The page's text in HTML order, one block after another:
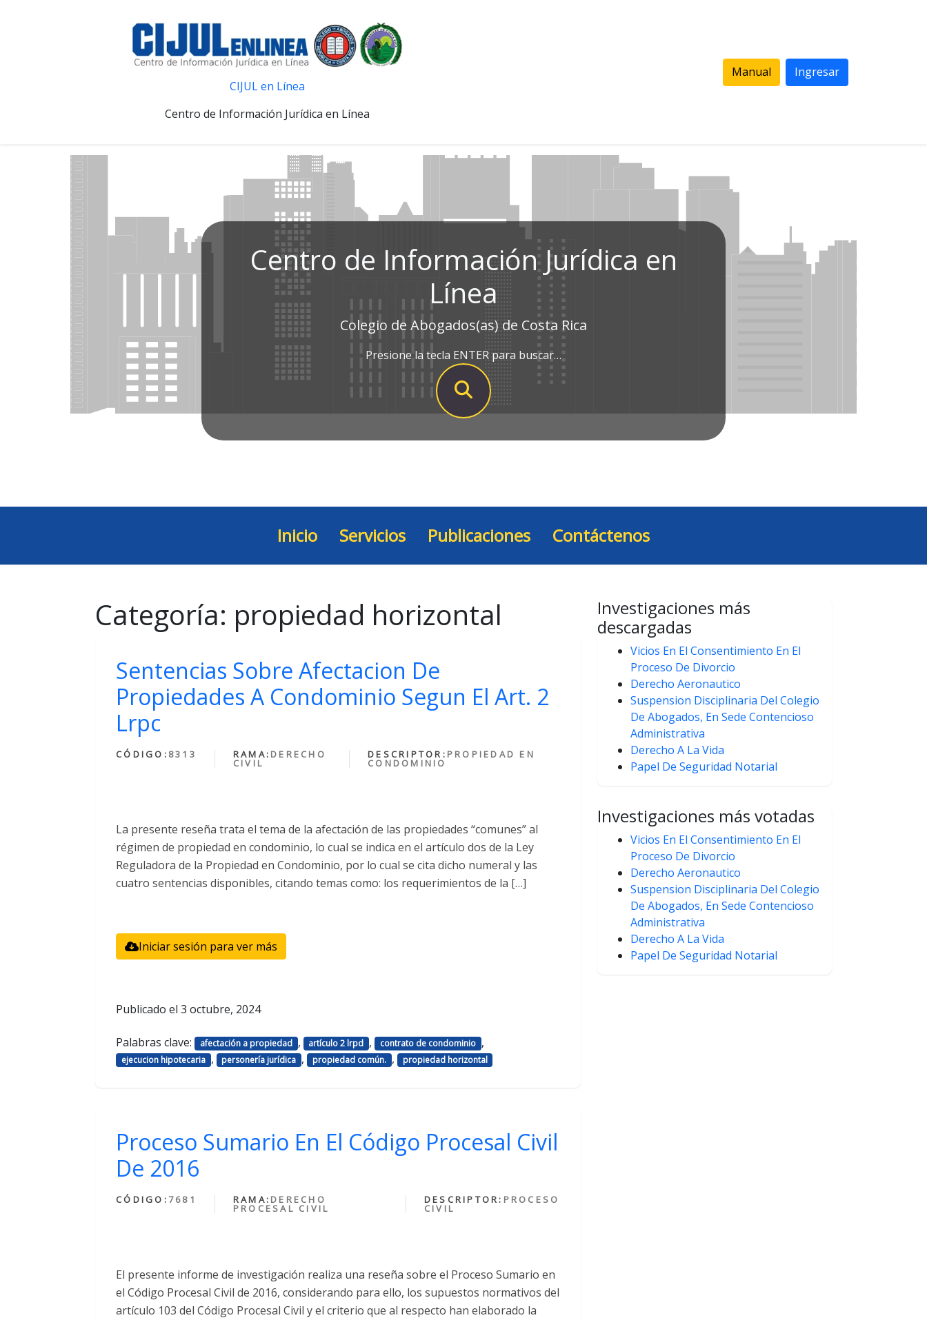
CIJUL en Línea
Centro de Información Jurídica en Línea
Manual Ingresar
Centro de Información Jurídica en
Línea
Colegio de Abogados(as) de Costa Rica
Presione la tecla ENTER para buscar…
Inicio Servicios Publicaciones Contáctenos
Categoría: propiedad horizontal
Sentencias Sobre Afectacion De
Propiedades A Condominio Segun El Art. 2
Lrpc
CÓDIGO: 8313 RAMA: DERECHO
CIVIL
DESCRIPTOR: PROPIEDAD EN
CONDOMINIO
La presente reseña trata el tema de la afectación de las propiedades “comunes” al
régimen de propiedad en condominio, lo cual se indica en el artículo dos de la Ley
Reguladora de la Propiedad en Condominio, por lo cual se cita dicho numeral y las
cuatro sentencias disponibles, citando temas como: los requerimientos de la […]
Iniciar sesión para ver más
Publicado el 3 octubre, 2024
Palabras clave: afectación a propiedad , artículo 2 lrpd , contrato de condominio ,
ejecucion hipotecaria , personería jurídica , propiedad común. , propiedad horizontal
Proceso Sumario En El Código Procesal Civil
De 2016
CÓDIGO: 7681 RAMA: DERECHO
PROCESAL CIVIL
DESCRIPTOR: PROCESO
CIVIL
El presente informe de investigación realiza una reseña sobre el Proceso Sumario en
el Código Procesal Civil de 2016, considerando para ello, los supuestos normativos del
artículo 103 del Código Procesal Civil y el criterio que al respecto han elaborado la
Investigaciones más
descargadas
Vicios En El Consentimiento En El
Proceso De Divorcio
Derecho Aeronautico
Suspension Disciplinaria Del Colegio
De Abogados, En Sede Contencioso
Administrativa
Derecho A La Vida
Papel De Seguridad Notarial
Investigaciones más votadas
Vicios En El Consentimiento En El
Proceso De Divorcio
Derecho Aeronautico
Suspension Disciplinaria Del Colegio
De Abogados, En Sede Contencioso
Administrativa
Derecho A La Vida
Papel De Seguridad Notarial